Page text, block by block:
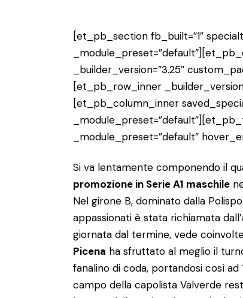
[et_pb_section fb_built=”1″
_builder_version=”3.25″
[et_pb_row_inner
[et_pb_column_inner
_module_preset=”default”
Si va lentamente componendo il
promozione in Serie A1 maschile
Nel girone B, dominato dalla
appassionati è stata richiamata
giornata dal termine, vede
Picena ha sfruttato al meglio il
fanalino di coda, portandosi così ad
campo della capolista Valverde